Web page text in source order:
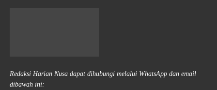
Redaksi Harian Nusa dapat dihubungi melalui WhatsApp dan email
dibawah ini: